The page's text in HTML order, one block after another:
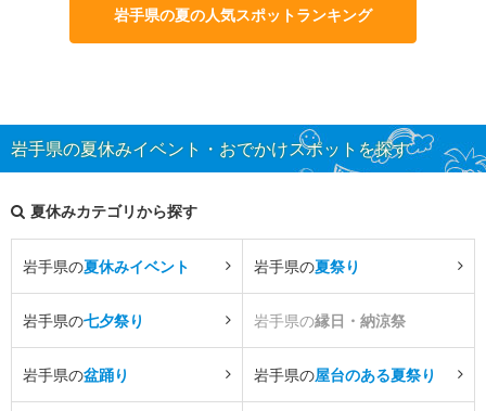
岩手県の夏の人気スポットランキング
岩手県の夏休みイベント・おでかけスポットを探す
夏休みカテゴリから探す
岩手県の夏休みイベント 岩手県の夏祭り
岩手県の七夕祭り 岩手県の縁日・納涼祭
岩手県の盆踊り 岩手県の屋台のある夏祭り